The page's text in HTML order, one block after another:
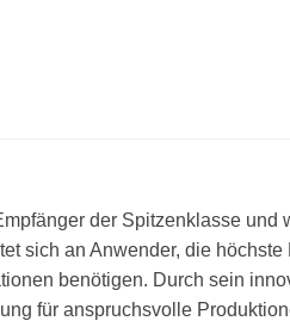
der Spitzenklasse
sich an Anwender, die
benötigen. Durch sein
für anspruchsvolle